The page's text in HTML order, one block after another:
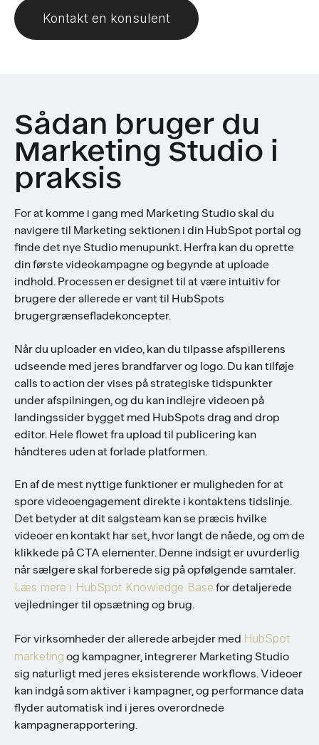
Kontakt en konsulent
Sådan bruger du
Marketing Studio i
praksis
For at komme i gang med Marketing Studio skal du
navigere til Marketing sektionen i din HubSpot portal og
finde det nye Studio menupunkt. Herfra kan du oprette
din første videokampagne og begynde at uploade
indhold. Processen er designet til at være intuitiv for
brugere der allerede er vant til HubSpots
brugergrænsefladekoncepter.
Når du uploader en video, kan du tilpasse afspillerens
udseende med jeres brandfarver og logo. Du kan tilføje
calls to action der vises på strategiske tidspunkter
under afspilningen, og du kan indlejre videoen på
landingssider bygget med HubSpots drag and drop
editor. Hele flowet fra upload til publicering kan
håndteres uden at forlade platformen.
En af de mest nyttige funktioner er muligheden for at
spore videoengagement direkte i kontaktens tidslinje.
Det betyder at dit salgsteam kan se præcis hvilke
videoer en kontakt har set, hvor langt de nåede, og om de
klikkede på CTA elementer. Denne indsigt er uvurderlig
når sælgere skal forberede sig på opfølgende samtaler.
Læs mere i HubSpot Knowledge Base for detaljerede
vejledninger til opsætning og brug.
For virksomheder der allerede arbejder med HubSpot
marketing og kampagner, integrerer Marketing Studio
sig naturligt med jeres eksisterende workflows. Videoer
kan indgå som aktiver i kampagner, og performance data
flyder automatisk ind i jeres overordnede
kampagnerapportering.